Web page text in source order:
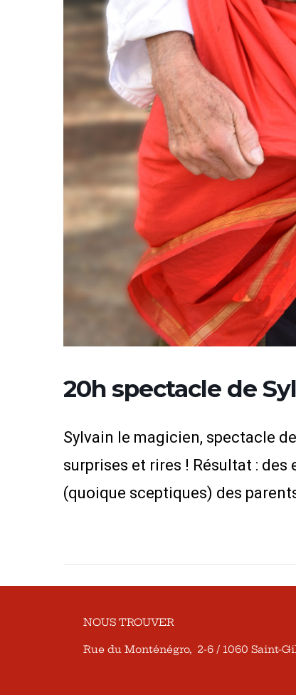
20h spectacle de
Sylvain le magicien, spectacle
surprises et rires ! Résultat :
(quoique sceptiques) des
NOUS TROUVER
Rue du Monténégro, 2-6 / 1060 Saint-